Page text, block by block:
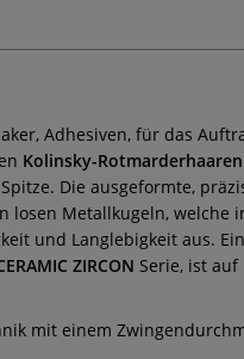
Adhesiven, für das
Kolinsky-Rotmarderhaaren
Die ausgeformte,
Metallkugeln, welche
und Langlebigkeit aus.
ZIRCON Serie, ist
mit einem